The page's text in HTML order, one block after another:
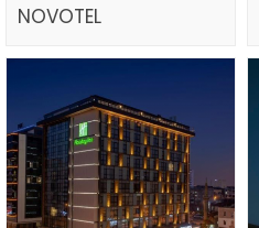
NOVOTEL